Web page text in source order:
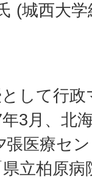
(城西大
して行
3月、北
医療セ
立柏原